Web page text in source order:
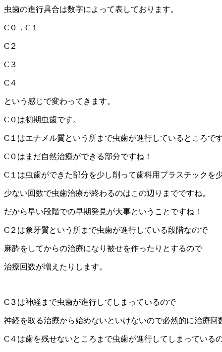
虫歯の進行具合は数字によって表しております。
C０．C１
C２
C３
C４
という感じで変わってきます。
C０は初期虫歯です。
C１はエナメル質という所まで虫歯が進行しているところです
C０はまだ自然治癒ができる部分ですね！
C１は虫歯ができた部分を少し削って歯科用プラスチックを
少ない回数で虫歯治療が終わるのはこの辺りまでですね。
だから早い段階での早期発見が大事ということですね！
C２は象牙質という所まで虫歯が進行している段階なので
麻酔をしてからの治療になり被せを作ったりとするので
治療回数が増えたりします。
C３は神経まで虫歯が進行してしまっているので
神経を取る治療から始めないといけないので必然的に治療回
C４は歯を残せないところまで虫歯が進行してしまっている